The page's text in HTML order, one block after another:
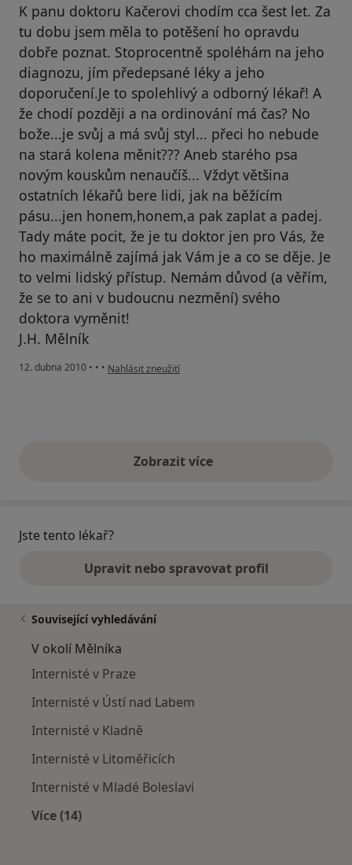
K panu doktoru Kačerovi chodím cca šest let. Za
tu dobu jsem měla to potěšení ho opravdu
dobře poznat. Stoprocentně spoléhám na jeho
diagnozu, jím předepsané léky a jeho
doporučení.Je to spolehlivý a odborný lékař! A
že chodí později a na ordinování má čas? No
bože...je svůj a má svůj styl... přeci ho nebude
na stará kolena měnit??? Aneb starého psa
novým kouskům nenaučíš... Vždyt většina
ostatních lékařů bere lidi, jak na běžícím
pásu...jen honem,honem,a pak zaplat a padej.
Tady máte pocit, že je tu doktor jen pro Vás, že
ho maximálně zajímá jak Vám je a co se děje. Je
to velmi lidský přístup. Nemám důvod (a věřím,
že se to ani v budoucnu nezmění) svého
doktora vyměnit!
J.H. Mělník
12. dubna 2010 • • • podle názoru uživatele Váš účet byl odstraněn
Nahlásit zneužití
Zobrazit vícevýše uvedené názory
Jste tento lékař?
Upravit nebo spravovat profil
Související vyhledávání
V okolí Mělníka
Internisté v Praze
Internisté v Ústí nad Labem
Internisté v Kladně
Internisté v Litoměřicích
Internisté v Mladé Boleslavi
Více (14)